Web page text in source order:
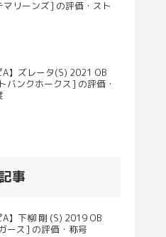
マリーンズ] の評価・スト
A】ズレータ(S) 2021 OB
バンクホークス] の評価・
事
A】下柳 剛 (S) 2019 OB
ース] の評価・称号